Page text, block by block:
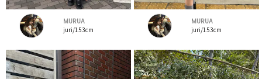
MURUA
juri/153cm
MURUA
juri/153cm